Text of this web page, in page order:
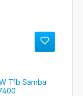
T1b Samba